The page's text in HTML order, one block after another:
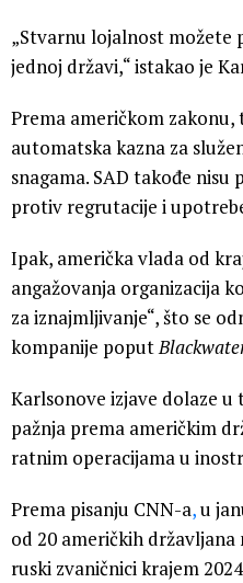
„Stvarnu lojalnost možete
jednoj državi,“ istakao je
Prema američkom
automatska kazna za
snagama. SAD takođe nisu
protiv regrutacije i
Ipak, američka vlada od
angažovanja organizacija
za iznajmljivanje“, što se
kompanije poput
Karlsonove izjave dolaze
pažnja prema američkim
ratnim operacijama u
Prema pisanju CNN-a,u
od 20 američkih
ruski zvaničnici krajem